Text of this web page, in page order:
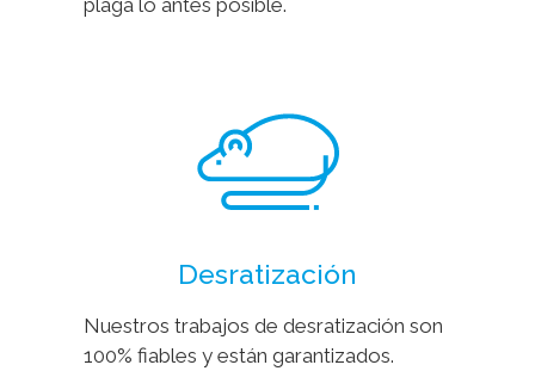
plaga lo antes posible.
Desratización
Nuestros trabajos de desratización son
100% fiables y están garantizados.